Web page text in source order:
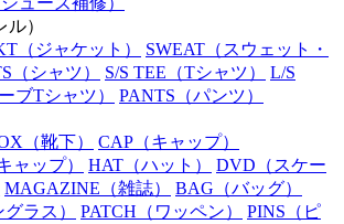
ル）
（ジャケット） SWEAT （スウェット・
（シャツ） S/S TEE （Tシャツ）
L/S
ブTシャツ） PANTS （パンツ）
（靴下） CAP （キャップ）
ャップ） HAT （ハット） DVD （スケー
MAGAZINE （雑誌） BAG （バッグ）
グラス） PATCH （ワッペン） PINS （ピ